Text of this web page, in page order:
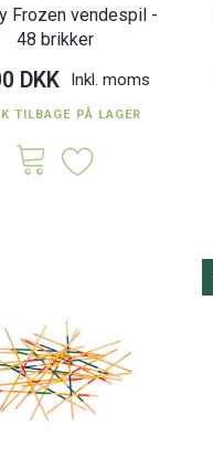
Frozen vendespil -
48 brikker
DKK Inkl. moms
TILBAGE PÅ LAGER